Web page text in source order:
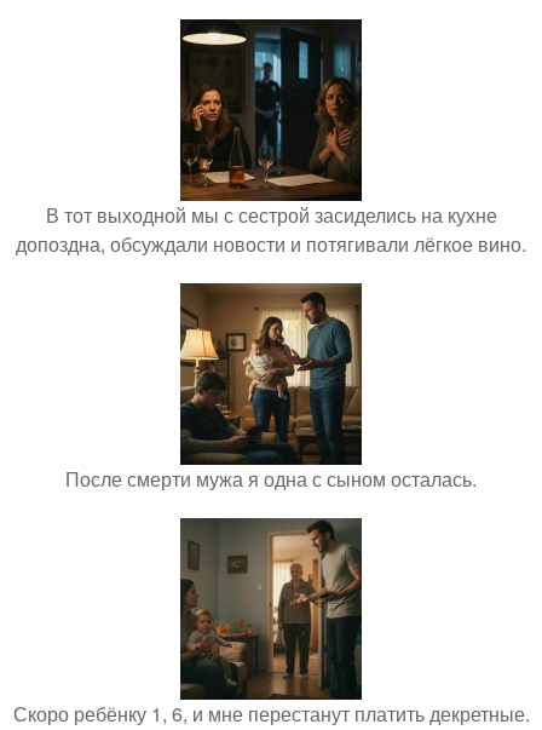
В тот выходной мы с сестрой засиделись на кухне
допоздна, обсуждали новости и потягивали лёгкое вино.
После смерти мужа я одна с сыном осталась.
Скоро ребёнку 1, 6, и мне перестанут платить декретные.